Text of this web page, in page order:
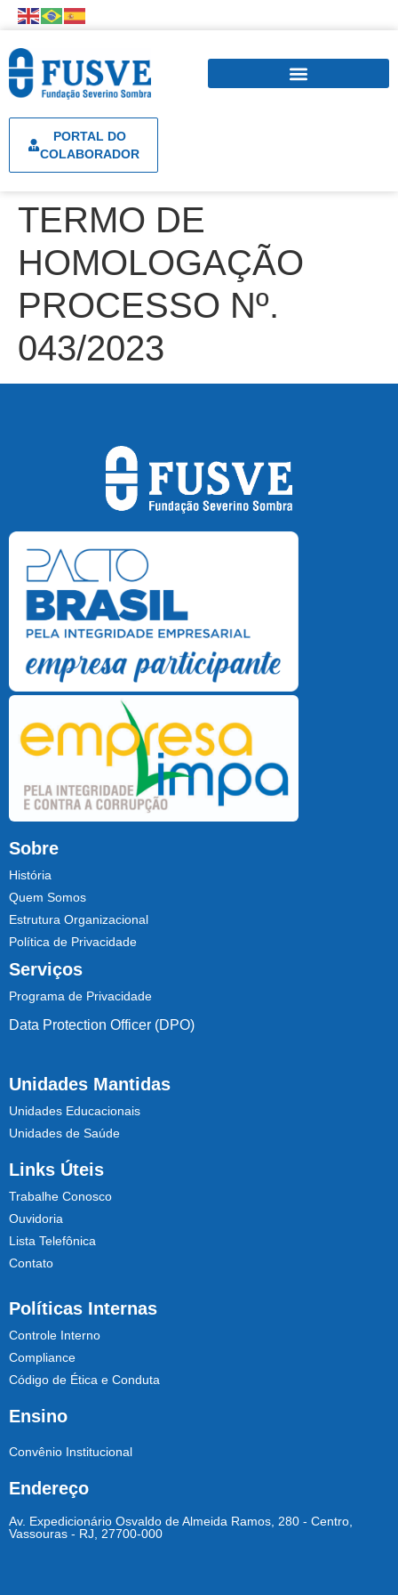
PORTAL DO
COLABORADOR
TERMO DE
HOMOLOGAÇÃO
PROCESSO Nº.
043/2023
Sobre
História
Quem Somos
Estrutura Organizacional
Política de Privacidade
Serviços
Programa de Privacidade
Data Protection Officer (DPO)
Unidades Mantidas
Unidades Educacionais
Unidades de Saúde
Links Úteis
Trabalhe Conosco
Ouvidoria
Lista Telefônica
Contato
Políticas Internas
Controle Interno
Compliance
Código de Ética e Conduta
Ensino
Convênio Institucional
Endereço
Av. Expedicionário Osvaldo de Almeida Ramos, 280 - Centro,
Vassouras - RJ, 27700-000